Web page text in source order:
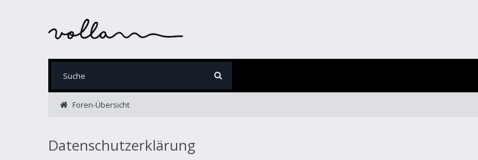
Foren-Übersicht
Datenschutzerklärung